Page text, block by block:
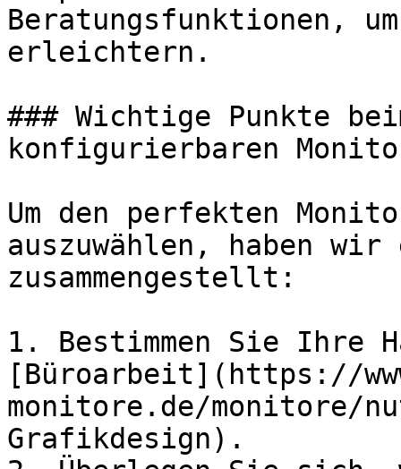
Beratungsfunktionen,
erleichtern.
### Wichtige Punkte
konfigurierbaren
Um den perfekten
auszuwählen, haben
zusammengestellt:
1. Bestimmen Sie Ihre
[Büroarbeit](https://
monitore.de/monitore/
Grafikdesign).